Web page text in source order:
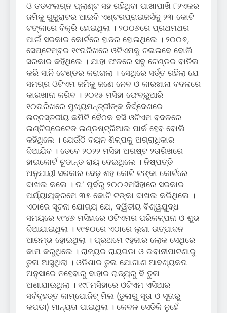
ଓ ତତସଂଲଗ୍ନ ପ୍ଲାଣ୍ଟ ସହ ରହିଥିବା ପାଖାପାଖି ୮୨ଏକର
ଜମିକୁ ଗୁଜୁରାଟର ଆଇବି ଏଣ୍ଟରପ୍ରାଇଜର୍ସକୁ ୨୩ କୋଟି
ଟଙ୍କାରେ ବିକ୍ରି ହୋଇଥିଲା । ୨୦୦୬ରେ ପ୍ରଥମଥର
ପାଇଁ ସରକାର କୋର୍ଟରେ ହାଜର ହୋଇଥିଲେ । ୨୦୦୬,
ସେପ୍ଟେମ୍ବର ୧୯ତାରିଖରେ ଓଟିଏମକୁ ଚଳାଇବେ ବୋଲି
ସରକାର କହିଥିଲେ । ଯାହା ଫଳରେ ସବୁ ଟେଣ୍ଡର ବାତିଲ
କରି ସାନି ଟେଣ୍ଡର କରାଗଲା । ସେଥିରେ ସର୍ତ୍ତ ରହିଲା ଯେ
ସମଗ୍ର ଓଟିଏମ ଜମିକୁ ଜଣେ ନେବ ଓ କାରଖାନା ବଦଳରେ
କାରଖାନା କରିବ । ୨୦୧୫ ମସିହା ଫେବ୍ରୁଆରି
୧୦ତାରିଖରେ ମୁଖ୍ୟମନ୍ତ୍ରୀଙ୍କ ନିର୍ଦ୍ଦେଶରେ
ଉଚ୍ଚସ୍ତରୀୟ କମିଟି ବୈଠକ ବସି ଓଟିଏମ ବଦଳରେ
ଇଣ୍ଟିଗ୍ରେଟେଡ ଇଣ୍ଡଷ୍ଟ୍ରିଆଲ ପାର୍କ ହେବ ବୋଲି
କହିଥିଲେ । ଯେଉଁଠି ବୟନ ଶିଳ୍ପକୁ ଅଗ୍ରାଧିକାର
ଦିଆଯିବ । ତେବେ ୨୦୨୨ ମସିହା ଅଗଷ୍ଟ ୨ତାରିଖରେ
ହାଇକୋର୍ଟ ଚୂଡାନ୍ତ ରାୟ ଦେଇଥିଲେ । ନିଷ୍ପତ୍ତି
ଅନୁଯାୟୀ ସରକାର ଦେଢ଼ ଶହ କୋଟି ଟଙ୍କା କୋର୍ଟରେ
ଦାଖଲ କଲେ । ତା’ ପୂର୍ବରୁ ୨୦୦୬ମସିହାରେ ସରକାର
ପର୍ଯ୍ୟାୟକ୍ରମେ ୩୫ କୋଟି ଟଙ୍କା ଦାଖଲ କରିଥିଲେ ।
ଏଠାରେ ସୂଚନା ଯୋଗ୍ୟ ଯେ, ଦ୍ୱିତୀୟ ବିଶ୍ୱଯୁଦ୍ଧ
ସମୟରେ ୧୯୪୬ ମସିହାରେ ଓଟିଏମର ପରିକଳ୍ପନା ଓ ଶୁଭ
ଦିଆଯାଇଥିଲା । ୧୯୫୦ରେ ଏଠାରେ ଲୁଗା ଉତ୍ପାଦନ
ଆରମ୍ଭ ହୋଇଥିଲା । ପ୍ରଥମେ ୯ହଜାର ଲୋକ ସେଥିରେ
କାମ କରୁଥିଲେ । ରାଜ୍ୟର ରାୟଗଡା ଓ ଭବାନୀପାଟଣାରୁ
ତୁଳା ଆସୁଥିଲା । ଓଡିଶାର ତୁଳା ଯୋଗାଣ ଆବଶ୍ୟକତା
ଅନୁସାରେ ନହେବାରୁ ବାହାର ରାଜ୍ୟରୁ ବି ତୁଳା
ଅଣାଯାଉଥିଲା । ୧୯୮ମସିହାରେ ଓଟିଏମ ଏସିଆର
ସର୍ବବୃହତ୍ତ କାମ୍ପୋଜିଟ୍ ମିଲ (ତୁଳାରୁ ସୂତା ଓ ସୂତାରୁ
କପଡା) ମାନ୍ୟତା ପାଇଥିଲା । କେବଳ ସେତିକି ନୁହେଁ